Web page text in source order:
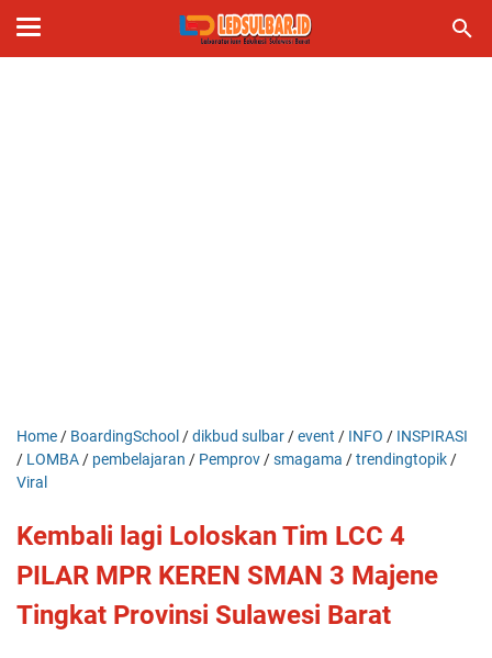
Home / BoardingSchool /dikbud sulbar /event / INFO / INSPIRASI
/ LOMBA / pembelajaran / Pemprov /smagama /trendingtopik /
Viral
Kembali lagi Loloskan Tim LCC 4
PILAR MPR KEREN SMAN 3 Majene
Tingkat Provinsi Sulawesi Barat